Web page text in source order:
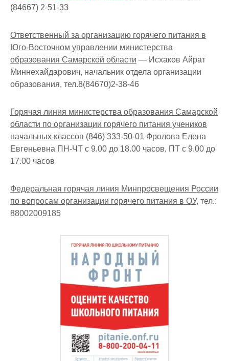
(84667) 2-51-33
Ответственный за организацию горячего питания в
Юго-Восточном управлении министерства
образования Самарской области — Исхаков Айрат
Миннехайдарович, начальник отдела организации
образования, тел.8(84670)2-38-46
Горячая линия министерства образования Самарской
области по организации горячего питания учеников
начальных классов (846) 333-50-01 Фролова Елена
Евгеньевна ПН-ЧТ с 9.00 до 18.00 часов, ПТ с 9.00 до
17.00 часов
Федеральная горячая линия Минпросвещения России
по вопросам организации горячего питания в ОУ, тел.:
88002009185